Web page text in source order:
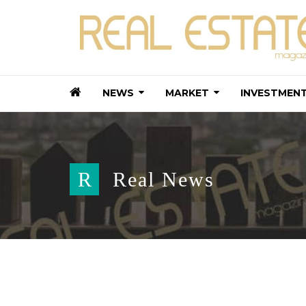
NEWS MARKET
R Real News